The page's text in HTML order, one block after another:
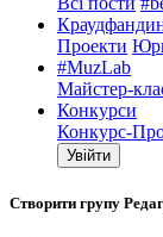
Проекти
#MuzLab
Майстер-
Конкурси
Конкурс-
Увійти
Створити групу